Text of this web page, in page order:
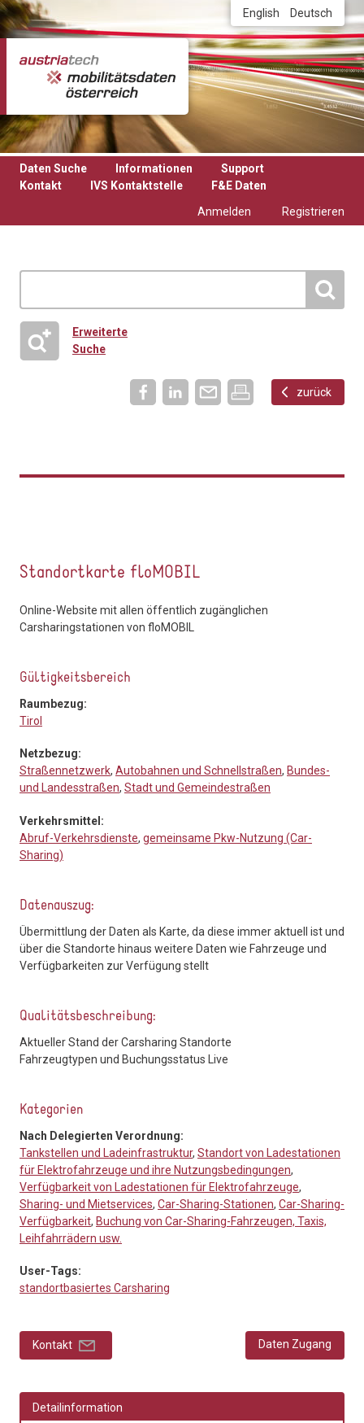
Direkt zum Inhalt English Deutsch
Daten Suche Informationen
Support
Kontakt
IVS Kontaktstelle
F&E Daten
Anmelden
Registrieren
Erweiterte
Suche
zurück
Standortkarte floMOBIL
Online-Website mit allen öffentlich zugänglichen
Carsharingstationen von floMOBIL
Gültigkeitsbereich
Raumbezug:
Tirol
Netzbezug:
Straßennetzwerk, Autobahnen und Schnellstraßen, Bundes-
und Landesstraßen, Stadt und Gemeindestraßen
Verkehrsmittel:
Abruf-Verkehrsdienste, gemeinsame Pkw-Nutzung (Car-
Sharing)
Datenauszug:
Übermittlung der Daten als Karte, da diese immer aktuell ist und
über die Standorte hinaus weitere Daten wie Fahrzeuge und
Verfügbarkeiten zur Verfügung stellt
Qualitätsbeschreibung:
Aktueller Stand der Carsharing Standorte
Fahrzeugtypen und Buchungsstatus Live
Kategorien
Nach Delegierten Verordnung:
Tankstellen und Ladeinfrastruktur, Standort von Ladestationen
für Elektrofahrzeuge und ihre Nutzungsbedingungen,
Verfügbarkeit von Ladestationen für Elektrofahrzeuge,
Sharing- und Mietservices, Car-Sharing-Stationen, Car-Sharing-
Verfügbarkeit, Buchung von Car-Sharing-Fahrzeugen, Taxis,
Leihfahrrädern usw.
User-Tags:
standortbasiertes Carsharing
Kontakt Daten Zugang
Detailinformation